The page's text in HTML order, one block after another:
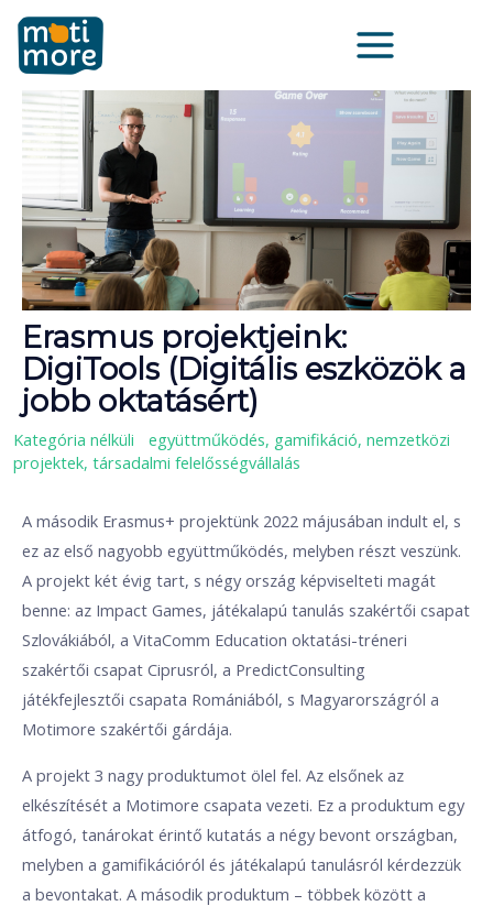
Skip
content
Menu
Erasmus projektjeink:
DigiTools (Digitális eszközök a
jobb oktatásért)
Kategória nélküli együttműködés, gamifikáció, nemzetközi
projektek, társadalmi felelősségvállalás
A második Erasmus+ projektünk 2022 májusában indult el, s
ez az első nagyobb együttműködés, melyben részt veszünk.
A projekt két évig tart, s négy ország képviselteti magát
benne: az Impact Games, játékalapú tanulás szakértői csapat
Szlovákiából, a VitaComm Education oktatási-tréneri
szakértői csapat Ciprusról, a PredictConsulting
játékfejlesztői csapata Romániából, s Magyarországról a
Motimore szakértői gárdája.
A projekt 3 nagy produktumot ölel fel. Az elsőnek az
elkészítését a Motimore csapata vezeti. Ez a produktum egy
átfogó, tanárokat érintő kutatás a négy bevont országban,
melyben a gamifikációról és játékalapú tanulásról kérdezzük
a bevontakat. A második produktum – többek között a